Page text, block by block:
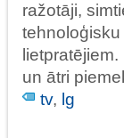
ražotāji,
un ātri
tv, lg